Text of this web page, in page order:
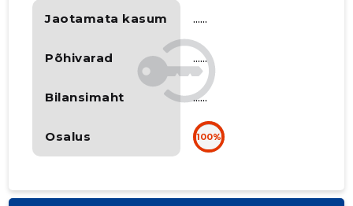
Jaotamata kasum
Põhivarad
Bilansimaht
Osalus
......
......
......
100%